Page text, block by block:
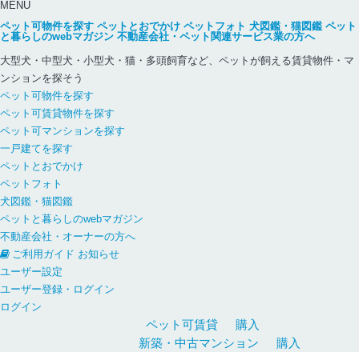
MENU
ペット可物件を探す ペットとおでかけ ペットフォト 犬図鑑・猫図鑑 ペット
と暮らしのwebマガジン 不動産会社・ペット関連サービス業の方へ
大型犬・中型犬・小型犬・猫・多頭飼育など、ペットが飼える賃貸物件・マ
ンションを探そう
ペット可物件を探す
ペット可賃貸物件を探す
ペット可マンションを探す
一戸建てを探す
ペットとおでかけ
ペットフォト
犬図鑑・猫図鑑
ペットと暮らしのwebマガジン
不動産会社・オーナーの方へ
ご利用ガイド お知らせ
ユーザー設定
ユーザー登録・ログイン
ログイン
ペット可賃貸
購入
新築・中古マンション
購入